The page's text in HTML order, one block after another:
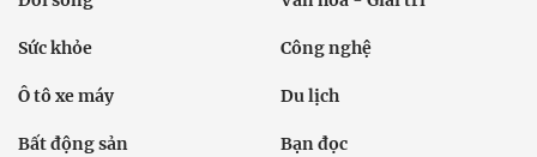
Sức khỏe Công nghệ
Ô tô xe máy Du lịch
Bất động sản Bạn đọc